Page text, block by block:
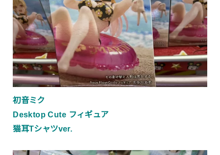
初音ミク
Desktop Cute フィギュア
猫耳Tシャツver.